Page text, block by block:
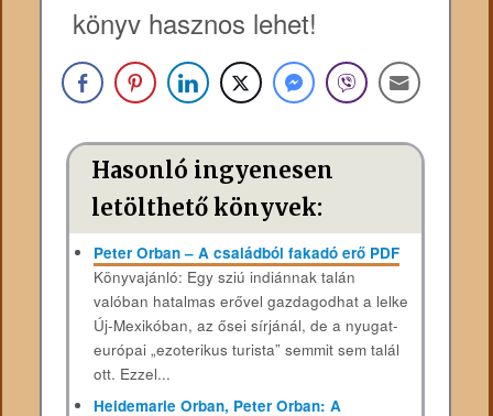
könyv hasznos lehet!
Hasonló ingyenesen
letölthető könyvek:
Peter Orban – A családból fakadó erő PDF
Könyvajánló: Egy sziú indiánnak talán
valóban hatalmas erővel gazdagodhat a lelke
Új-Mexikóban, az ősei sírjánál, de a nyugat-
európai „ezoterikus turista” semmit sem talál
ott. Ezzel...
Heidemarie Orban, Peter Orban: A